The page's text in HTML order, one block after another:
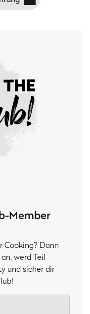
Member
Cooking? Dann
werd Teil
und sicher dir